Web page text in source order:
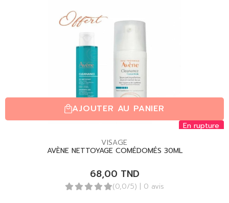
AJOUTER AU PANIER
En rupture
VISAGE
AVÈNE NETTOYAGE COMÉDOMÉS 30ML
68,00 TND
(0,0/5) | 0 avis